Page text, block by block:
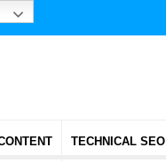
TECHNICAL SEO